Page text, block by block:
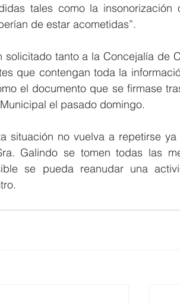
tales como la insonorización
de estar acometidas”.
solicitado tanto a la Concejalía de
que contengan toda la
el documento que se firmase
el pasado domingo.
situación no vuelva a repetirse
Galindo se tomen todas las
se pueda reanudar una